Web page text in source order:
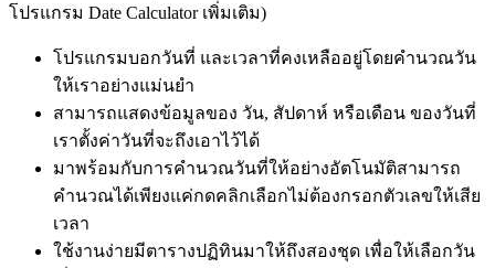
โปรแกรม Date Calculator เพิ่มเติม)
โปรแกรมบอกวันที่ และเวลาที่คงเหลืออยู่โดยคำนวณวัน
ให้เราอย่างแม่นยำ
สามารถแสดงข้อมูลของ วัน, สัปดาห์ หรือเดือน ของวันที่
เราตั้งค่าวันที่จะถึงเอาไว้ได้
มาพร้อมกับการคำนวณวันที่ให้อย่างอัตโนมัติสามารถ
คำนวณได้เพียงแค่กดคลิกเลือกไม่ต้องกรอกตัวเลขให้เสีย
เวลา
ใช้งานง่ายมีตารางปฏิทินมาให้ถึงสองชุด เพื่อให้เลือกวัน